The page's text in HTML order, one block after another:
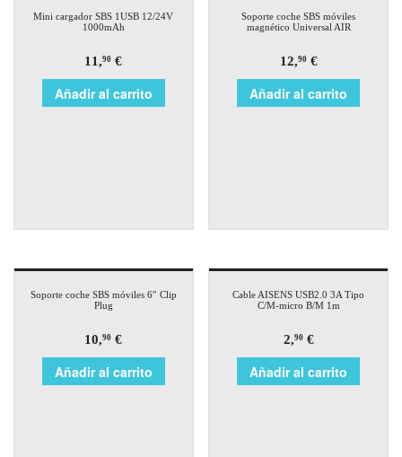
Mini cargador SBS 1USB 12/24V
1000mAh
11,90 €
Añadir al carrito
Soporte coche SBS móviles
magnético Universal AIR
12,90€
Añadir al carrito
Soporte coche SBS móviles 6″ Clip
Plug
10,90 €
Añadir al carrito
Cable AISENS USB2.0 3A Tipo
C/M-micro B/M 1m
2,90€
Añadir al carrito